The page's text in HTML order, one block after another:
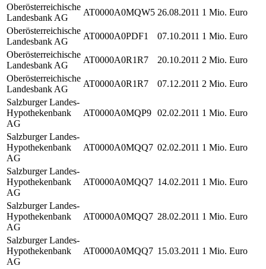
Oberösterreichische
Landesbank AG
AT0000A0MQW5 26.08.2011 1 Mio. Euro
Oberösterreichische
Landesbank AG
AT0000A0PDF1 07.10.2011 1 Mio. Euro
Oberösterreichische
Landesbank AG
AT0000A0R1R7 20.10.2011 2 Mio. Euro
Oberösterreichische
Landesbank AG
AT0000A0R1R7 07.12.2011 2 Mio. Euro
Salzburger Landes-
Hypothekenbank
AG
AT0000A0MQP9 02.02.2011 1 Mio. Euro
Salzburger Landes-
Hypothekenbank
AG
AT0000A0MQQ7 02.02.2011 1 Mio. Euro
Salzburger Landes-
Hypothekenbank
AG
AT0000A0MQQ7 14.02.2011 1 Mio. Euro
Salzburger Landes-
Hypothekenbank
AG
AT0000A0MQQ7 28.02.2011 1 Mio. Euro
Salzburger Landes-
Hypothekenbank
AG
AT0000A0MQQ7 15.03.2011 1 Mio. Euro